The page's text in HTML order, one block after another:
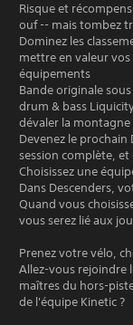
Risque et
ouf -- mais tombez
Dominez les
mettre en valeur
équipements
Bande originale
drum & bass
dévaler la montagne
Devenez le
session complète, et
Choisissez une
Dans Descenders,
Quand vous
vous serez lié aux
Prenez votre vélo,
Allez-vous rejoindre
maîtres du hors-
de l'équipe Kinetic ?